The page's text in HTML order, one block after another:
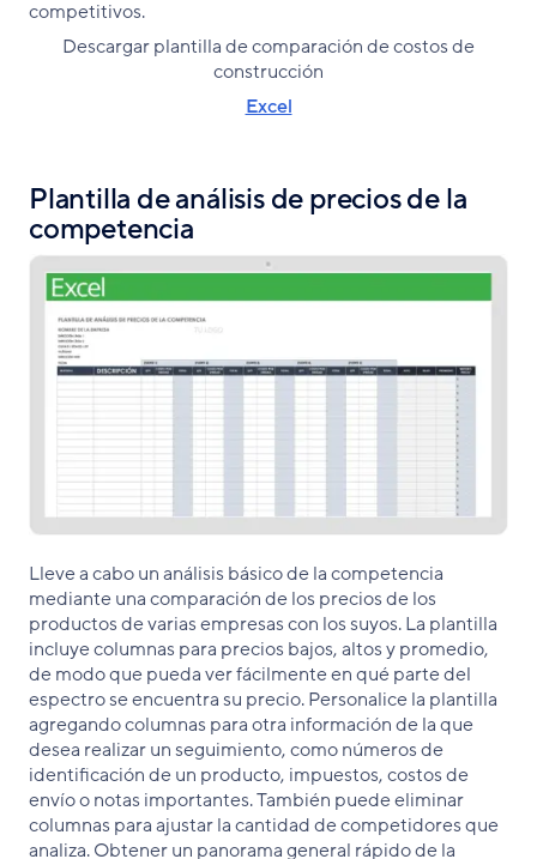
competitivos.
Descargar plantilla de comparación de costos de
construcción
Excel
Plantilla de análisis de precios de la
competencia
Lleve a cabo un análisis básico de la competencia
mediante una comparación de los precios de los
productos de varias empresas con los suyos. La plantilla
incluye columnas para precios bajos, altos y promedio,
de modo que pueda ver fácilmente en qué parte del
espectro se encuentra su precio. Personalice la plantilla
agregando columnas para otra información de la que
desea realizar un seguimiento, como números de
identificación de un producto, impuestos, costos de
envío o notas importantes. También puede eliminar
columnas para ajustar la cantidad de competidores que
analiza. Obtener un panorama general rápido de la